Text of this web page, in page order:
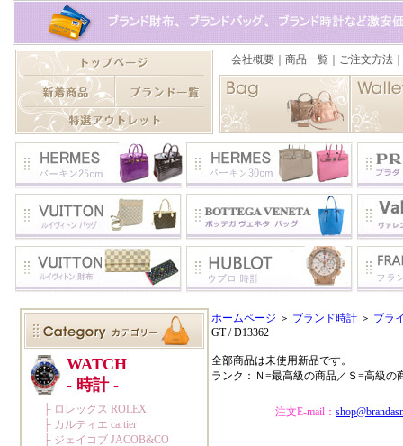
ホームページ ＞ ブランド時計 ＞ ブラ
GT / D13362
全部商品は未使用新品です。
ランク：Ｎ=最高級の商品／Ｓ=高級の
注文E-mail：